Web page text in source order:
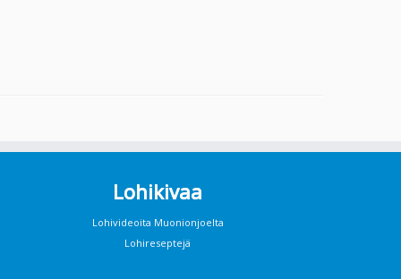
Lohikivaa
Lohivideoita Muonionjoelta
Lohireseptejä